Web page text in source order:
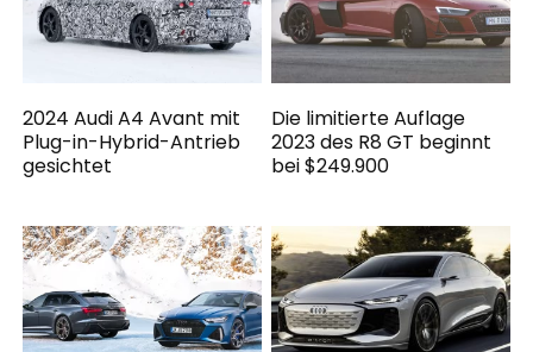
2024 Audi A4 Avant mit
Plug-in-Hybrid-Antrieb
gesichtet
Die limitierte Auflage
2023 des R8 GT beginnt
bei $249.900